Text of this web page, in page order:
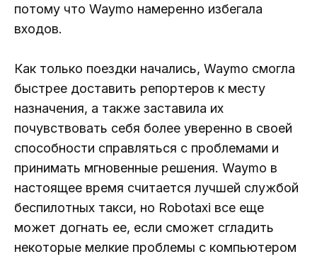
потому что Waymo намеренно избегала
входов.
Как только поездки начались, Waymo смогла
быстрее доставить репортеров к месту
назначения, а также заставила их
почувствовать себя более уверенно в своей
способности справляться с проблемами и
принимать мгновенные решения. Waymo в
настоящее время считается лучшей службой
беспилотных такси, но Robotaxi все еще
может догнать ее, если сможет сгладить
некоторые мелкие проблемы с компьютером